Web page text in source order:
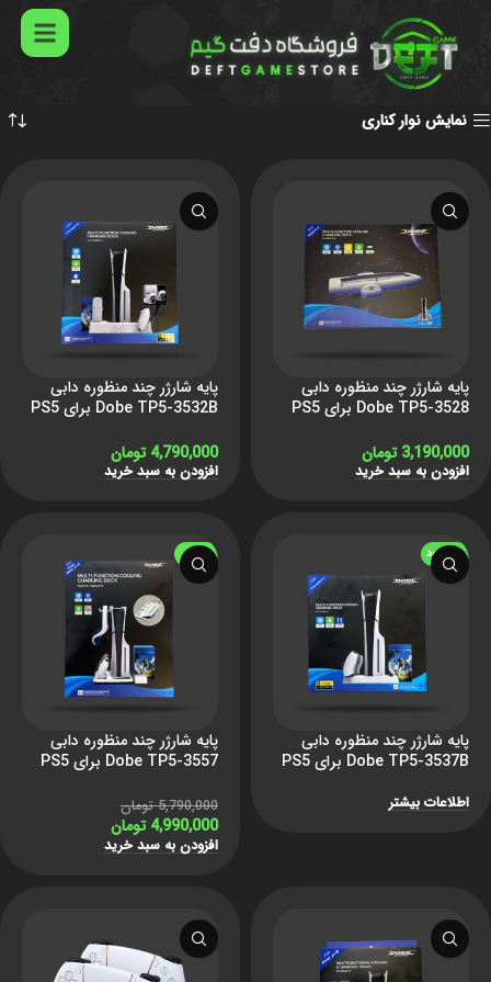
لوازم جانبی Playstation 5 پایه و شارژر PS5
نمایش نوار کناری
پایه شارژر چند منظوره دابی
Dobe TP5-3528 برای PS5
3,190,000 تومان
افزودن به سبد خرید
پایه شارژر چند منظوره دابی
Dobe TP5-3532B برای PS5
4,790,000 تومان
افزودن به سبد خرید
ناموجود
پایه شارژر چند منظوره دابی
Dobe TP5-3537B برای PS5
اطلاعات بیشتر
-14%
پایه شارژر چند منظوره دابی
Dobe TP5-3557 برای PS5
5,790,000 تومان
4,990,000 تومان
افزودن به سبد خرید